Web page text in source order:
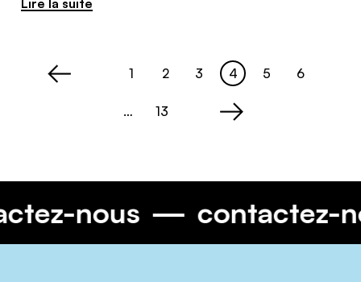
Page
1 Page
2 Page
3 Page
4 Page
5 Page
6
… Page
13
nous